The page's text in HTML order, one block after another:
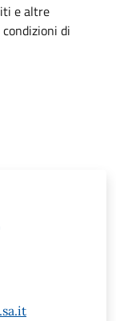
e altre
di